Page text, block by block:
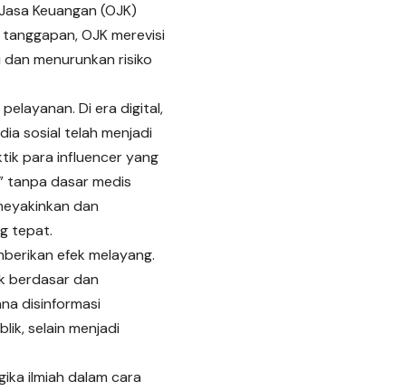
Keuangan (OJK)
OJK merevisi
menurunkan risiko
Di era digital,
sosial telah menjadi
para influencer yang
tanpa dasar medis
dan
tepat.
efek melayang.
berdasar dan
disinformasi
selain menjadi
ilmiah dalam cara